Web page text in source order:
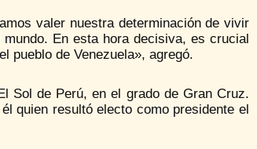
valer nuestra determinación de vivir
En esta hora decisiva, es crucial
pueblo de Venezuela», agregó.
Sol de Perú, en el grado de Gran Cruz.
quien resultó electo como presidente el